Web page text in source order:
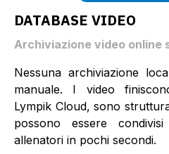
DATABASE VIDEO
Archiviazione video online
Nessuna archiviazione
manuale. I video
Lympik Cloud, sono
possono essere
allenatori in pochi secondi.